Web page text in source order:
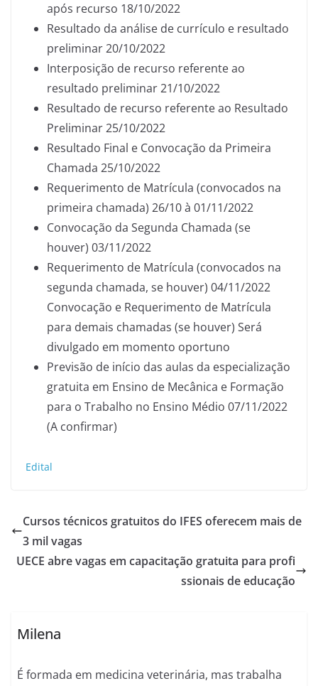
após recurso 18/10/2022
Resultado da análise de currículo e resultado
preliminar 20/10/2022
Interposição de recurso referente ao
resultado preliminar 21/10/2022
Resultado de recurso referente ao Resultado
Preliminar 25/10/2022
Resultado Final e Convocação da Primeira
Chamada 25/10/2022
Requerimento de Matrícula (convocados na
primeira chamada) 26/10 à 01/11/2022
Convocação da Segunda Chamada (se
houver) 03/11/2022
Requerimento de Matrícula (convocados na
segunda chamada, se houver) 04/11/2022
Convocação e Requerimento de Matrícula
para demais chamadas (se houver) Será
divulgado em momento oportuno
Previsão de início das aulas da especialização
gratuita em Ensino de Mecânica e Formação
para o Trabalho no Ensino Médio 07/11/2022
(A confirmar)
Edital
Cursos técnicos gratuitos do IFES oferecem mais de
3 mil vagas
UECE abre vagas em capacitação gratuita para profi
ssionais de educação
Milena
É formada em medicina veterinária, mas trabalha